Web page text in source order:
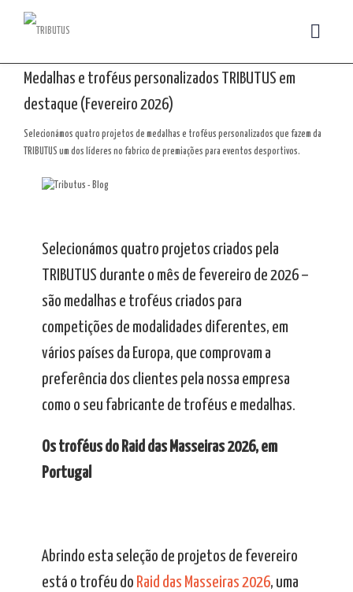
Medalhas e troféus personalizados TRIBUTUS em
destaque (Fevereiro 2026)
Selecionámos quatro projetos de medalhas e troféus personalizados que fazem da
TRIBUTUS um dos líderes no fabrico de premiações para eventos desportivos.
Selecionámos quatro projetos criados pela
TRIBUTUS durante o mês de fevereiro de 2026 –
são medalhas e troféus criados para
competições de modalidades diferentes, em
vários países da Europa, que comprovam a
preferência dos clientes pela nossa empresa
como o seu fabricante de troféus e medalhas.
Os troféus do Raid das Masseiras 2026, em
Portugal
Abrindo esta seleção de projetos de fevereiro
está o troféu do Raid das Masseiras 2026, uma